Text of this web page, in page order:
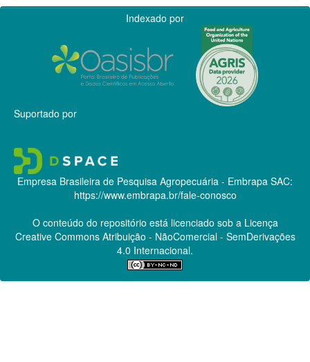
Indexado por
Suportado por
Empresa Brasileira de Pesquisa Agropecuária - Embrapa SAC:
https://www.embrapa.br/fale-conosco
O conteúdo do repositório está licenciado sob a Licença
Creative CommonsAtribuição - NãoComercial - SemDerivações
4.0 Internacional.